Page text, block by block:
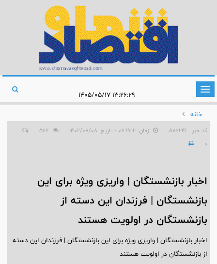
تغییر
وضعیت
ناوبری
۱۳:۲۶:۲۹ ۱۴۰۵/۰۵/۱۷
خانه
کد خبر : 586241 زمان: ۰۷:۱۹:۱۲ - تاریخ: ۱۴۰۲/۰۸/۰۸
0
اخبار بازنشستگان | واریزی ویژه برای این
بازنشستگان | فرزندان این دسته از
بازنشستگان در اولویت هستند
اخبار بازنشستگان | واریزی ویژه برای این بازنشستگان | فرزندان این دسته
از بازنشستگان در اولویت هستند